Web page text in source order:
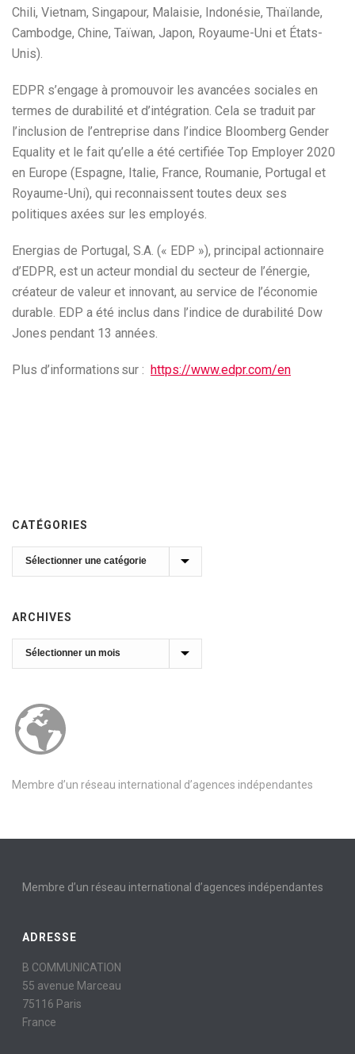
Chili, Vietnam, Singapour, Malaisie, Indonésie, Thaïlande,
Cambodge, Chine, Taïwan, Japon, Royaume-Uni et États-
Unis).
EDPR s’engage à promouvoir les avancées sociales en
termes de durabilité et d’intégration. Cela se traduit par
l’inclusion de l’entreprise dans l’indice Bloomberg Gender
Equality et le fait qu’elle a été certifiée Top Employer 2020
en Europe (Espagne, Italie, France, Roumanie, Portugal et
Royaume-Uni), qui reconnaissent toutes deux ses
politiques axées sur les employés.
Energias de Portugal, S.A. (« EDP »), principal actionnaire
d’EDPR, est un acteur mondial du secteur de l’énergie,
créateur de valeur et innovant, au service de l’économie
durable. EDP a été inclus dans l’indice de durabilité Dow
Jones pendant 13 années.
Plus d’informations sur : https://www.edpr.com/en
CATÉGORIES
Catégories
ARCHIVES
Archives
Membre d’un réseau international d’agences indépendantes
Membre d’un réseau international d’agences indépendantes
ADRESSE
B COMMUNICATION
55 avenue Marceau
75116 Paris
France